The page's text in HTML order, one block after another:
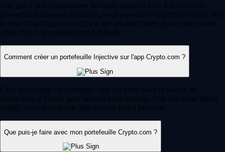
Oui, grâce aux programmes de cartes intégrés. Une fois vos actifs
convertis en monnaie fiduciaire, vous pouvez les dépenser partout avec
la carte Visa Crypto.com. C'est une solution fluide pour utiliser votre
solde chez vos commerçants habituels.
Comment créer un portefeuille Injective sur l'app Crypto.com ?
C'est très simple : téléchargez l'app sur votre store et suivez les
instructions à l'écran pour vérifier votre identité. Une fois votre profil
validé, votre portefeuille Injective est prêt à l'emploi.
Que puis-je faire avec mon portefeuille Crypto.com ?